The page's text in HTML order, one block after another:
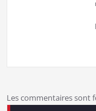
Les commentaires sont